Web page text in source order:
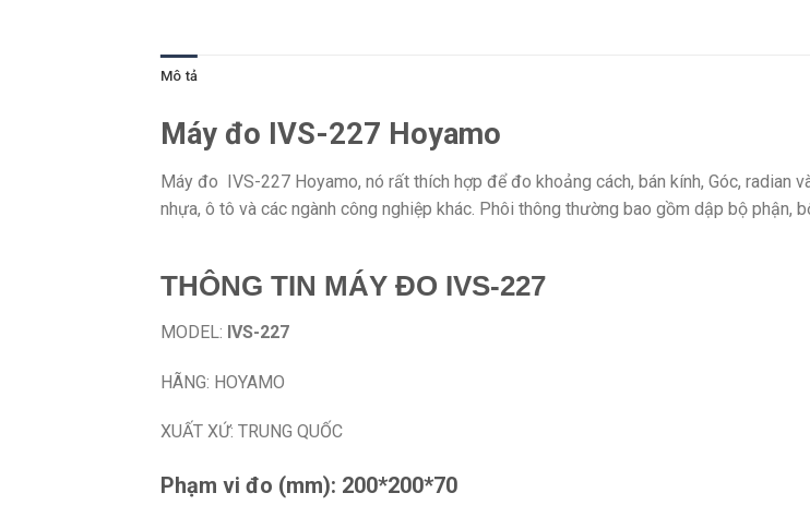
Mô tả
Máy đo IVS-227 Hoyamo
Máy đo IVS-227 Hoyamo, nó rất thích hợp để đo khoảng cách, bán kính, Góc, radian
nhựa, ô tô và các ngành công nghiệp khác. Phôi thông thường bao gồm dập bộ phận,
THÔNG TIN MÁY ĐO IVS-227
MODEL: IVS-227
HÃNG: HOYAMO
XUẤT XỨ: TRUNG QUỐC
Phạm vi đo (mm): 200*200*70